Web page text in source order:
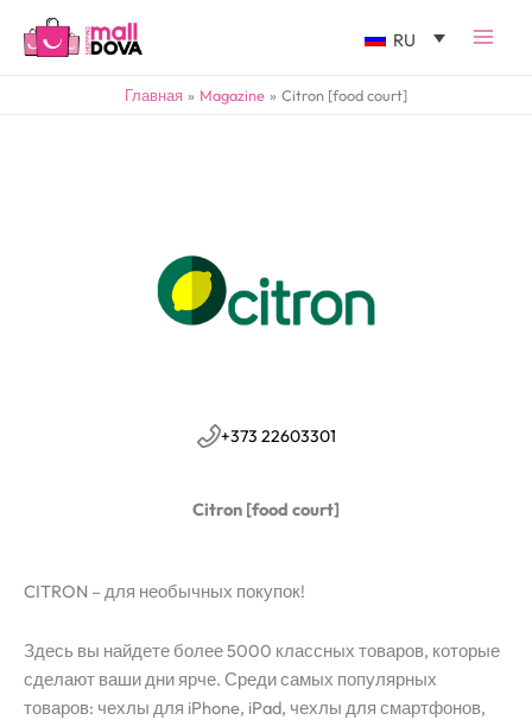
RU
Главная Magazine Citron [food court]
+373 22603301
Citron [food court]
CITRON – для необычных покупок!
Здесь вы найдете более 5000 классных товаров, которые
сделают ваши дни ярче. Среди самых популярных
товаров: чехлы для iPhone, iPad, чехлы для смартфонов,